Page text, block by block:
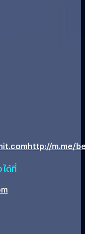
http://m.me/
ด้ที่